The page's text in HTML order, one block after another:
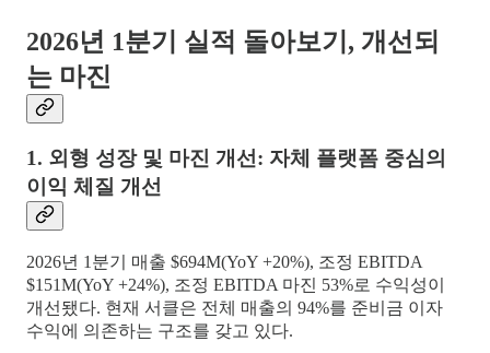
2026년 1분기 실적 돌아보기, 개선되
는 마진
1. 외형 성장 및 마진 개선: 자체 플랫폼 중심의
이익 체질 개선
2026년 1분기 매출 $694M(YoY +20%), 조정 EBITDA
$151M(YoY +24%), 조정 EBITDA 마진 53%로 수익성이
개선됐다. 현재 서클은 전체 매출의 94%를 준비금 이자
수익에 의존하는 구조를 갖고 있다.